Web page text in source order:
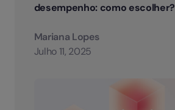
desempenho: como escolher?
Mariana Lopes
Julho 11, 2025